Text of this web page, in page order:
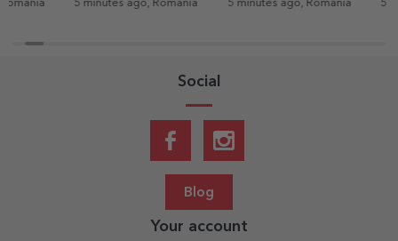
5 minutes ago, Romania 5 minutes ago, Romania 5 minutes
Social
Blog
Your account